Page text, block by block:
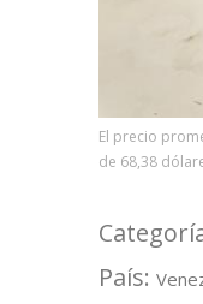
El precio
de 68,38
País: